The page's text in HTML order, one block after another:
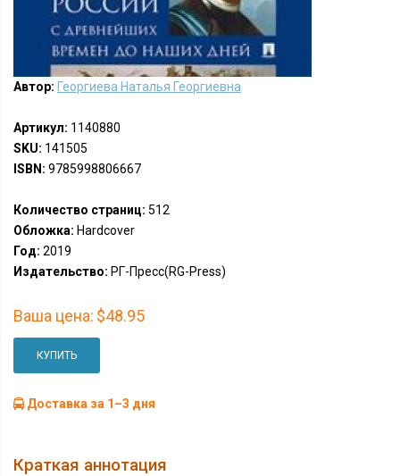
Автор: Георгиева Наталья Георгиевна
Артикул: 1140880
SKU: 141505
ISBN: 9785998806667
Количество страниц: 512
Обложка: Hardcover
Год: 2019
Издательство: РГ-Пресс(RG-Press)
Ваша цена: $48.95
КУПИТЬ
Доставка за 1–3 дня
Краткая аннотация